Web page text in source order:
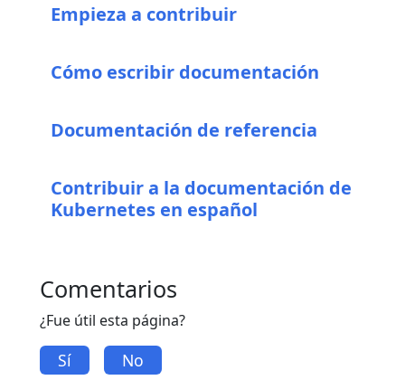
Empieza a contribuir
Cómo escribir documentación
Documentación de referencia
Contribuir a la documentación de
Kubernetes en español
Comentarios
¿Fue útil esta página?
Sí No